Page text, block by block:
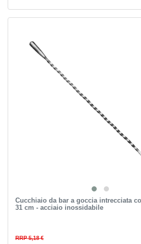
Cucchiaio da bar a goccia intrecciata
31 cm - acciaio inossidabile
RRP 5,18 €